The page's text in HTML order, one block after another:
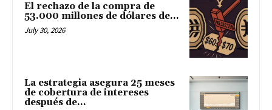
El rechazo de la compra de
53.000 millones de dólares de...
July 30, 2026
La estrategia asegura 25 meses
de cobertura de intereses
después de...